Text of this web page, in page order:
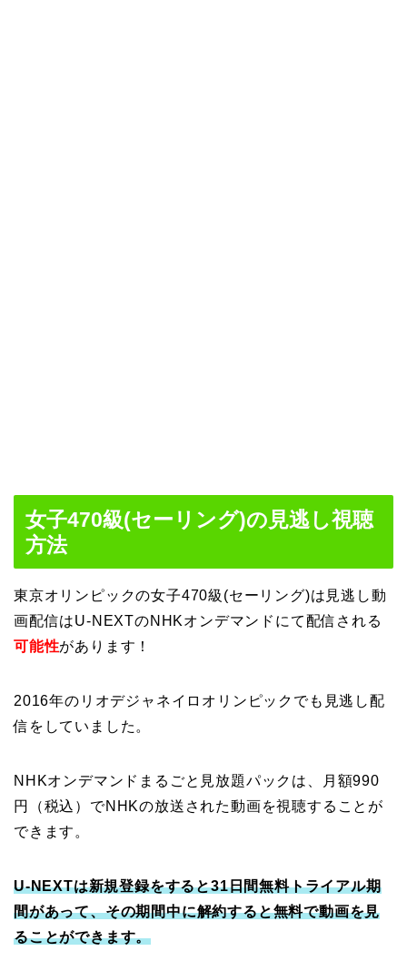
女子470級(セーリング)の見逃し視聴
方法
東京オリンピックの女子470級(セーリング)は見逃し動
画配信はU-NEXTのNHKオンデマンドにて配信される
可能性があります！
2016年のリオデジャネイロオリンピックでも見逃し配
信をしていました。
NHKオンデマンドまるごと見放題パックは、月額990
円（税込）でNHKの放送された動画を視聴することが
できます。
U-NEXTは新規登録をすると31日間無料トライアル期
間があって、その期間中に解約すると無料で動画を見
ることができます。